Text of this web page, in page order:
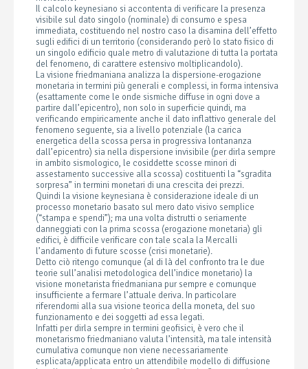
Il calcolo keynesiano si accontenta di verificare la presenza
visibile sul dato singolo (nominale) di consumo e spesa
immediata, costituendo nel nostro caso la disamina dell’effetto
sugli edifici di un territorio (considerando però lo stato fisico di
un singolo edificio quale metro di valutazione di tutta la portata
del fenomeno, di carattere estensivo moltiplicandolo).
La visione friedmaniana analizza la dispersione-erogazione
monetaria in termini più generali e complessi, in forma intensiva
(esattamente come le onde sismiche diffuse in ogni dove a
partire dall’epicentro), non solo in superficie quindi, ma
verificando empiricamente anche il dato inflattivo generale del
fenomeno seguente, sia a livello potenziale (la carica
energetica della scossa persa in progressiva lontananza
dall’epicentro) sia nella dispersione invisibile (per dirla sempre
in ambito sismologico, le cosiddette scosse minori di
assestamento successive alla scossa) costituenti la “sgradita
sorpresa” in termini monetari di una crescita dei prezzi.
Quindi la visione keynesiana è considerazione ideale di un
processo monetario basato sul mero dato visivo semplice
(“stampa e spendi”); ma una volta distrutti o seriamente
danneggiati con la prima scossa (erogazione monetaria) gli
edifici, è difficile verificare con tale scala la Mercalli
l’andamento di future scosse (crisi monetarie).
Detto ciò ritengo comunque (al di là del confronto tra le due
teorie sull’analisi metodologica dell’indice monetario) la
visione monetarista friedmaniana pur sempre e comunque
insufficiente a fermare l’attuale deriva. In particolare
riferendomi alla sua visione teorica della moneta, del suo
funzionamento e dei soggetti ad essa legati.
Infatti per dirla sempre in termini geofisici, è vero che il
monetarismo friedmaniano valuta l’intensità, ma tale intensità
cumulativa comunque non viene necessariamente
esplicata/applicata entro un attendibile modello di diffusione